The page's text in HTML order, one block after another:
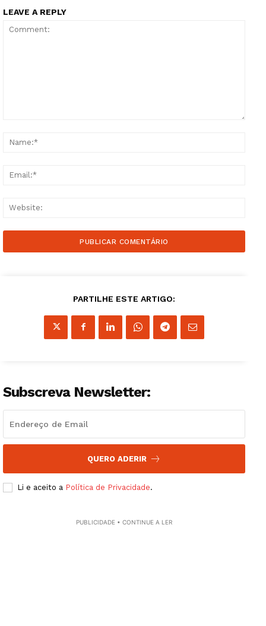
LEAVE A REPLY
PARTILHE ESTE ARTIGO:
Subscreva Newsletter:
QUERO ADERIR
Li e aceito a Política de Privacidade.
PUBLICIDADE • CONTINUE A LER